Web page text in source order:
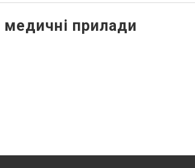
прилади